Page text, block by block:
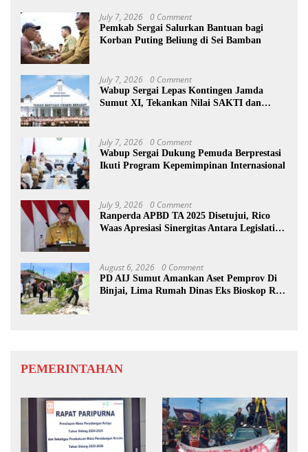
July 7, 2026 0 Comment
Pemkab Sergai Salurkan Bantuan bagi
Korban Puting Beliung di Sei Bamban
July 7, 2026 0 Comment
Wabup Sergai Lepas Kontingen Jamda
Sumut XI, Tekankan Nilai SAKTI dan
July 7, 2026 0 Comment
Wabup Sergai Dukung Pemuda Berprestasi
Ikuti Program Kepemimpinan Internasional
July 9, 2026 0 Comment
Ranperda APBD TA 2025 Disetujui, Rico
Waas Apresiasi Sinergitas Antara Legislatif
August 6, 2026 0 Comment
PD AIJ Sumut Amankan Aset Pemprov Di
Binjai, Lima Rumah Dinas Eks Bioskop Ria
PEMERINTAHAN